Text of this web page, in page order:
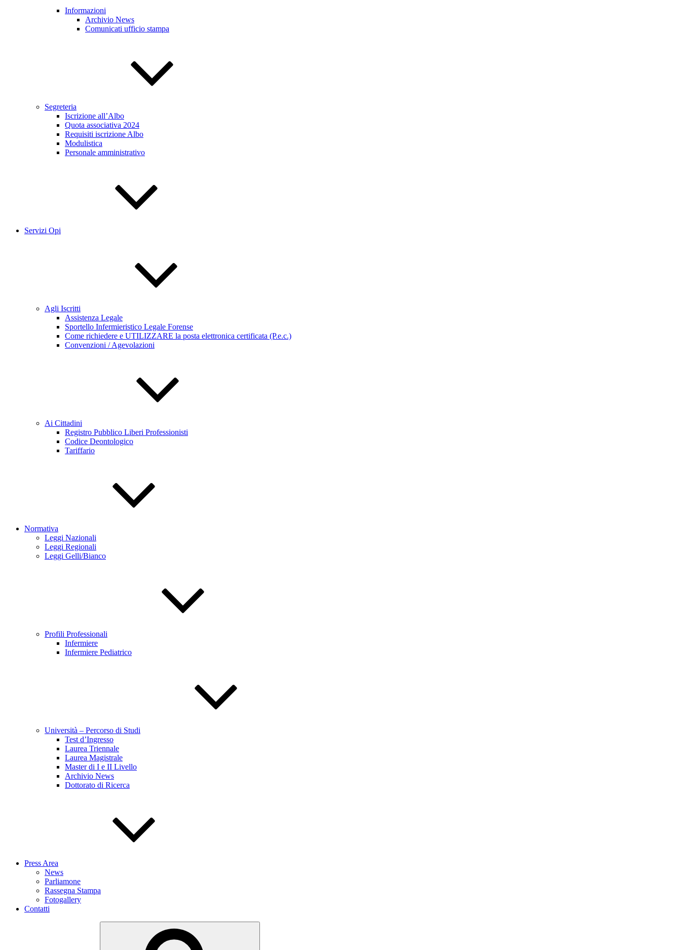
Informazioni
Archivio News
Comunicati ufficio stampa
Segreteria
Iscrizione all’Albo
Quota associativa 2024
Requisiti iscrizione Albo
Modulistica
Personale amministrativo
Servizi Opi
Agli Iscritti
Assistenza Legale
Sportello Infermieristico Legale Forense
Come richiedere e UTILIZZARE la posta elettronica certificata (P.e.c.)
Convenzioni / Agevolazioni
Ai Cittadini
Registro Pubblico Liberi Professionisti
Codice Deontologico
Tariffario
Normativa
Leggi Nazionali
Leggi Regionali
Leggi Gelli/Bianco
Profili Professionali
Infermiere
Infermiere Pediatrico
Università – Percorso di Studi
Test d’Ingresso
Laurea Triennale
Laurea Magistrale
Master di I e II Livello
Archivio News
Dottorato di Ricerca
Press Area
News
Parliamone
Rassegna Stampa
Fotogallery
Contatti